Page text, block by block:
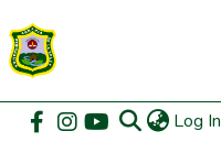
Log In
Communities & Collections
Home Pregrado